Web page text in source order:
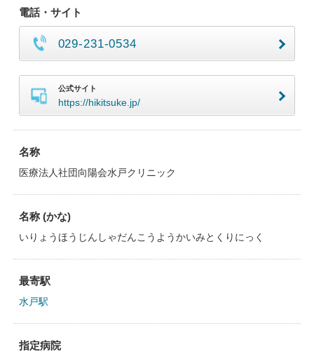
電話・サイト
029-231-0534
公式サイト
https://hikitsuke.jp/
名称
医療法人社団向陽会水戸クリニック
名称 (かな)
いりょうほうじんしゃだんこうようかいみとくりにっく
最寄駅
水戸駅
指定病院